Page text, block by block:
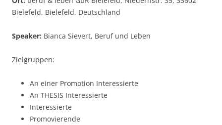
Bielefeld, Bielefeld, Deutschland
Speaker: Bianca Sievert, Beruf und Leben
Zielgruppen:
An einer Promotion Interessierte
An THESIS Interessierte
Interessierte
Promovierende